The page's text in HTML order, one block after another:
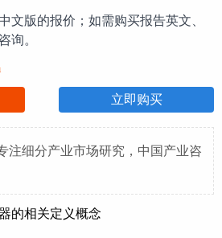
文版的报价；如需购买报告英文、
询。
立即购买
注细分产业市场研究，中国产业咨
的相关定义概念